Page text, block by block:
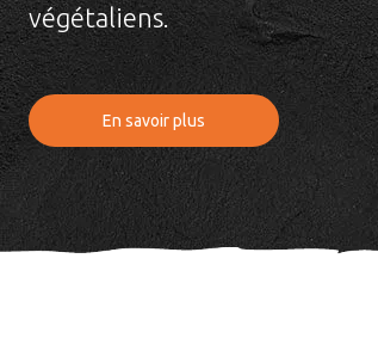
végétaliens.
En savoir plus